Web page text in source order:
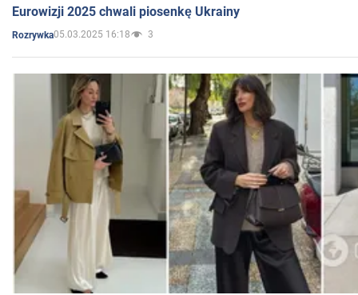
Eurowizji 2025 chwali piosenkę Ukrainy
Rozrywka05.03.2025 16:18 3